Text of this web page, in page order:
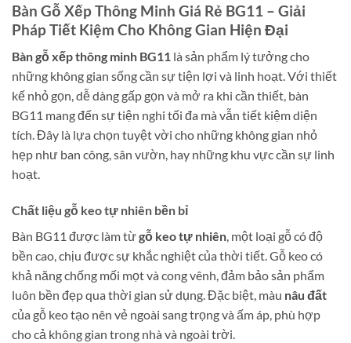
Bàn Gỗ Xếp Thông Minh Giá Rẻ BG11 – Giải
Pháp Tiết Kiệm Cho Không Gian Hiện Đại
Bàn gỗ xếp thông minh BG11 là sản phẩm lý tưởng cho
những không gian sống cần sự tiện lợi và linh hoạt. Với thiết
kế nhỏ gọn, dễ dàng gấp gọn và mở ra khi cần thiết, bàn
BG11 mang đến sự tiện nghi tối đa mà vẫn tiết kiệm diện
tích. Đây là lựa chọn tuyệt vời cho những không gian nhỏ
hẹp như ban công, sân vườn, hay những khu vực cần sự linh
hoạt.
Chất liệu gỗ keo tự nhiên bền bỉ
Bàn BG11 được làm từgỗ keo tự nhiên, một loại gỗ có độ
bền cao, chịu được sự khắc nghiệt của thời tiết. Gỗ keo có
khả năng chống mối mọt và cong vênh, đảm bảo sản phẩm
luôn bền đẹp qua thời gian sử dụng. Đặc biệt, màu nâu đất
của gỗ keo tạo nên vẻ ngoài sang trọng và ấm áp, phù hợp
cho cả không gian trong nhà và ngoài trời.